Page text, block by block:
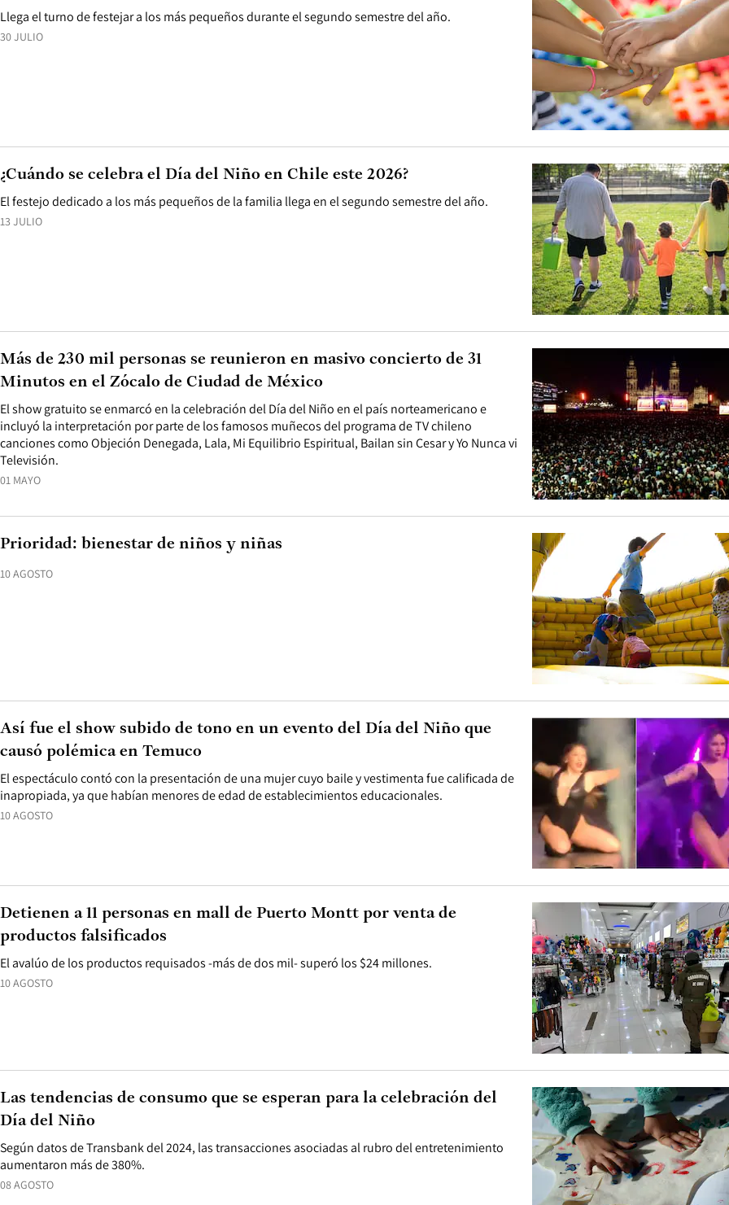
30 JULIO
Llega el turno de festejar a los más pequeños durante el segundo semestre del año.
13 JULIO
El festejo dedicado a los más pequeños de la familia llega en el segundo semestre del año.
¿Cuándo se celebra el Día del Niño en Chile este 2026?
01 MAYO
El show gratuito se enmarcó en la celebración del Día del Niño en el país norteamericano e
incluyó la interpretación por parte de los famosos muñecos del programa de TV chileno
canciones como Objeción Denegada, Lala, Mi Equilibrio Espiritual, Bailan sin Cesar y Yo Nunca vi
Televisión.
Más de 230 mil personas se reunieron en masivo concierto de 31
Minutos en el Zócalo de Ciudad de México
10 AGOSTO
Prioridad: bienestar de niños y niñas
10 AGOSTO
El espectáculo contó con la presentación de una mujer cuyo baile y vestimenta fue calificada de
inapropiada, ya que habían menores de edad de establecimientos educacionales.
Así fue el show subido de tono en un evento del Día del Niño que
causó polémica en Temuco
10 AGOSTO
El avalúo de los productos requisados -más de dos mil- superó los $24 millones.
Detienen a 11 personas en mall de Puerto Montt por venta de
productos falsificados
08 AGOSTO
Según datos de Transbank del 2024, las transacciones asociadas al rubro del entretenimiento
aumentaron más de 380%.
Las tendencias de consumo que se esperan para la celebración del
Día del Niño